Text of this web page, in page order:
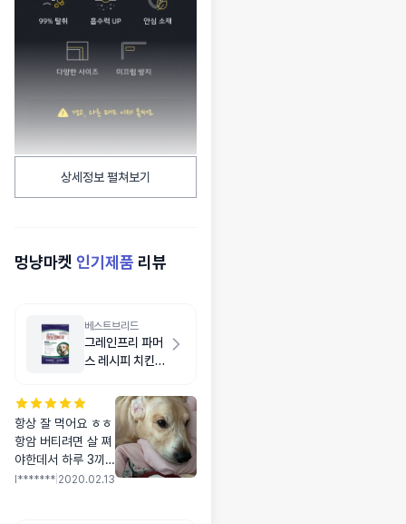
상세정보 펼쳐보기
멍냥마켓 인기제품 리뷰
베스트브리드
그레인프리 파머
스 레시피 치킨
항상 잘 먹어요 ㅎㅎ
항암 버티려면 살 쪄
야한데서 하루 3끼~
네끼 줘서 평소보다
l******* 2020.02.13